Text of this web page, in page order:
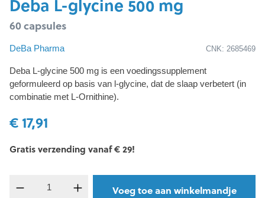
Deba L-glycine 500 mg
60 capsules
DeBa Pharma CNK: 2685469
Deba L-glycine 500 mg is een voedingssupplement
geformuleerd op basis van l-glycine, dat de slaap verbetert (in
combinatie met L-Ornithine).
€ 17,91
Gratis verzending vanaf € 29!
component.product.quantitySelect.legend
Voeg toe aan winkelmandje